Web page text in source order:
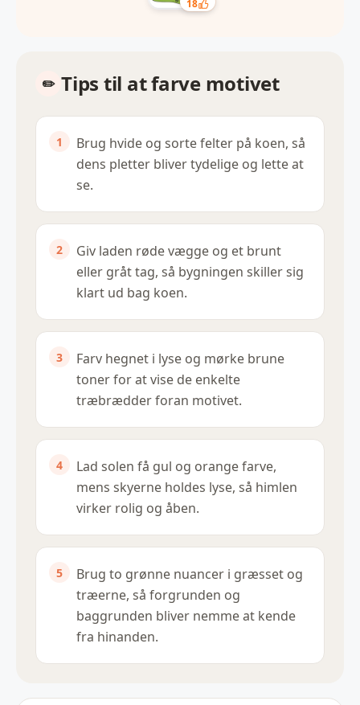
18
Tips til at farve motivet
Brug hvide og sorte felter på koen, så
dens pletter bliver tydelige og lette at
se.
Giv laden røde vægge og et brunt
eller gråt tag, så bygningen skiller sig
klart ud bag koen.
Farv hegnet i lyse og mørke brune
toner for at vise de enkelte
træbrædder foran motivet.
Lad solen få gul og orange farve,
mens skyerne holdes lyse, så himlen
virker rolig og åben.
Brug to grønne nuancer i græsset og
træerne, så forgrunden og
baggrunden bliver nemme at kende
fra hinanden.